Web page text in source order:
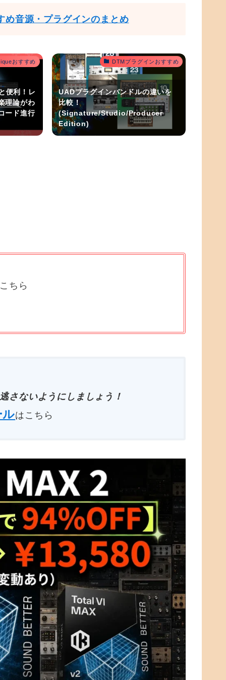
め音源・プラグインのまとめ
おすすめ
便利！レ
理論がわ
ード進行
DTMプラグインおすすめ
UADプラグインバンドルの違いを
比較！
(Signature/Studio/Producer
Edition)
ちら
さないようにしましょう！
はこちら